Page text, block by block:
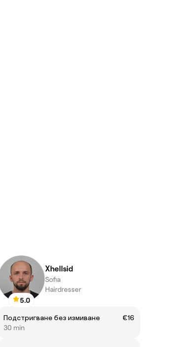
5.0
Xhellsid
Sofia
Hairdresser
Подстригване без измиване
€16
30 min